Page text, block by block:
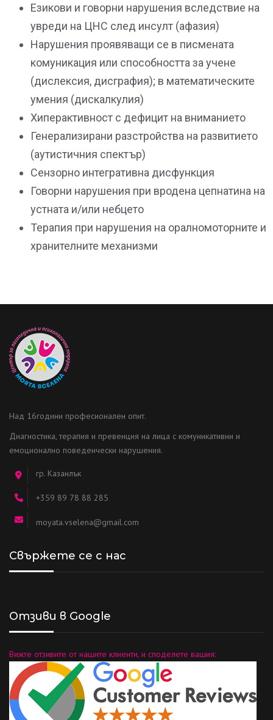
Езикови и говорни нарушения вследствие на
увреди на ЦНС след инсулт (афазия)
Нарушения проявяващи се в писмената
комуникация или способността за учене
(дислексия, дисграфия); в математическите
умения (дискалкулия)
Хиперактивност с дефицит на вниманието
Генерализирани разстройства на развитието
(аутистичния спектър)
Сензорно интегративна дисфункция
Говорни нарушения при вродена цепнатина на
устната и/или небцето
Терапия при нарушения на оралномоторните и
хранителните механизми
Над 16години професионален опит.
Диагностика, терапия и превенция на лица с комуникативни и
емоционално поведенчески нарушения.
гр. Казанлък
+359 89 78 88 285
moyata.vselena@gmail.com
Свържете се с нас
Отзиви в Google
Вижте отзивите от нашите клиенти, и споделете вашия: